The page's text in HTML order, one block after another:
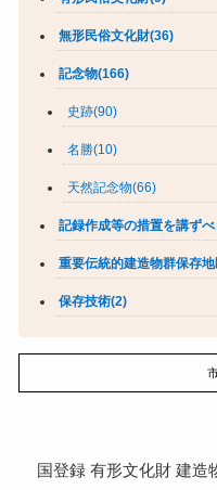
無形民俗文化財(36)
記念物(166)
史跡(90)
名勝(10)
天然記念物(66)
記録作成等の措置を講ず
重要伝統的建造物群保存
保存技術(2)
国登録 有形文化財 建造